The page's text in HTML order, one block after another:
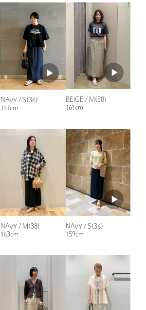
商品詳細
返品等について
対象外商品 裾上げについて
WOMEN
スカート ミモレ / ロング
XS-S(SHORT-36) S(36) M(38)
表生地；ポリエステル80％ アセテート20％ 裏生
地；ポリエステル100％
ミャンマー製
3624-1-000026
回答
ー
日
購入サイズ：M(38)
ちょうどよい
ゴムのため履き心地もよく、裏地もある
うどよいので、歩きやすいです。また、
NAVY / S(36)
151cm
BEIGE / M(38)
161cm
NAVY / M(38)
163cm
NAVY / S(36)
159cm